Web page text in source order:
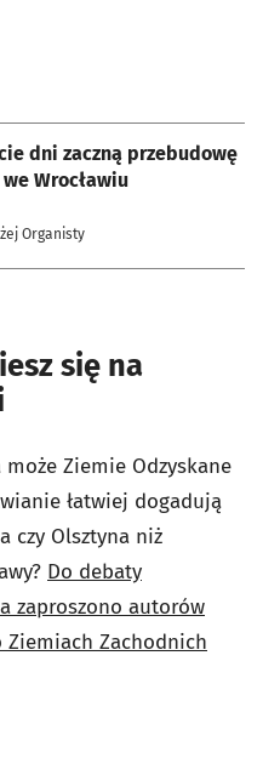
dni zaczną przebudowę
Wrocławiu
Organisty
się na
Ziemie Odzyskane
łatwiej dogadują
czy Olsztyna niż
Do debaty
zaproszono autorów
Zachodnich